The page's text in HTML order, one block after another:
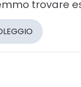
trovare